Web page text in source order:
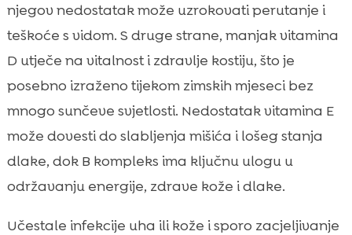
njegov nedostatak može uzrokovati perutanje i
teškoće s vidom. S druge strane, manjak vitamina
D utječe na vitalnost i zdravlje kostiju, što je
posebno izraženo tijekom zimskih mjeseci bez
mnogo sunčeve svjetlosti. Nedostatak vitamina E
može dovesti do slabljenja mišića i lošeg stanja
dlake, dok B kompleks ima ključnu ulogu u
održavanju energije, zdrave kože i dlake.
Učestale infekcije uha ili kože i sporo zacjeljivanje